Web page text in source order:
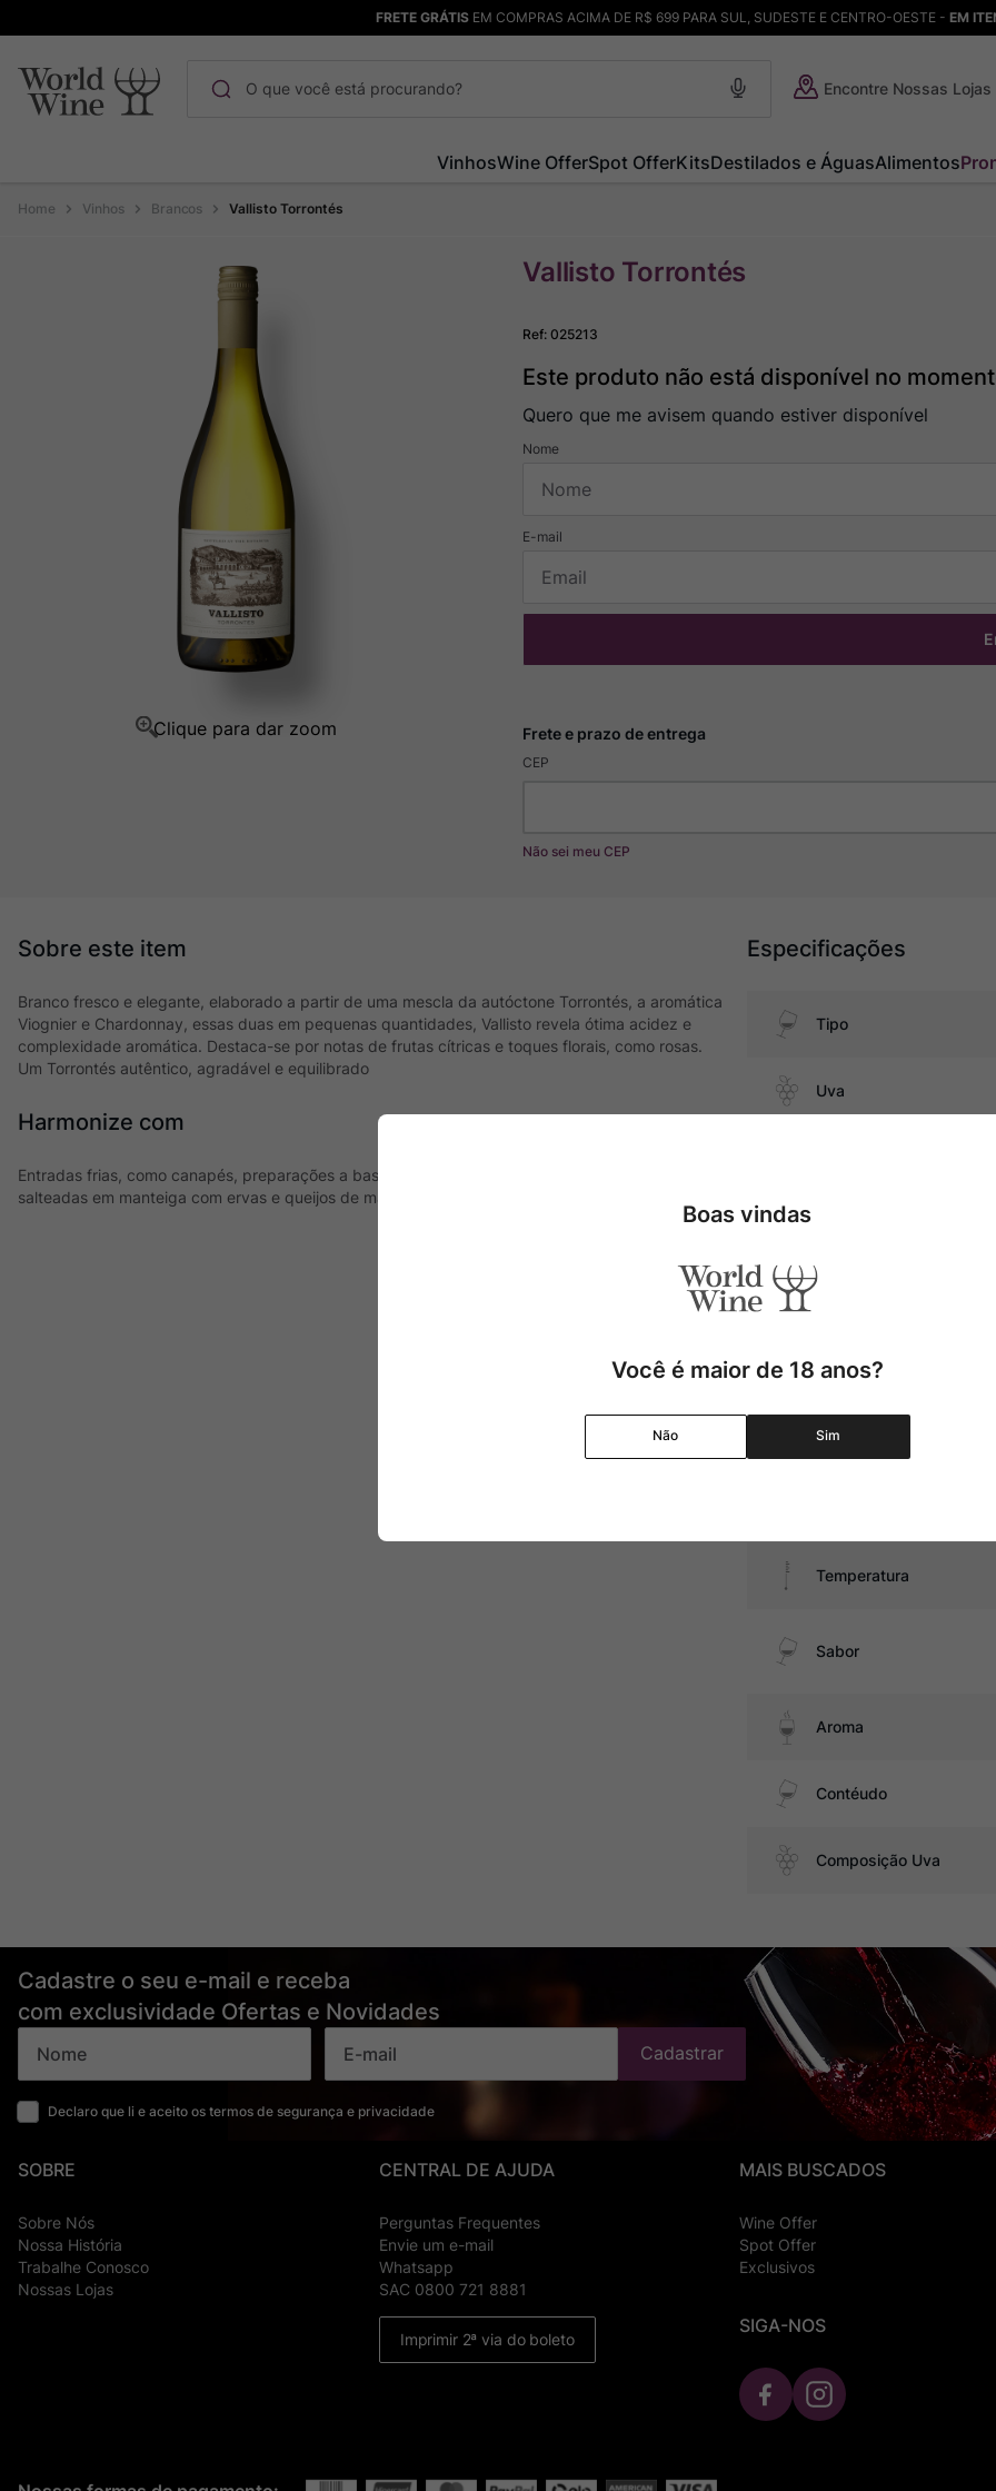
FRETE GRÁTISEM COMPRAS ACIMA DE R$ 699 PARA SUL, SUDESTE E CENTRO-OESTE - EM
Encontre Nossas Lojas
VinhosWine OfferSpot OfferKitsDestilados e ÁguasAlimentos
Vinhos Brancos Vallisto Torrontés
Vallisto Torrontés
Ref:025213
Este produto não está disponível no
Quero que me avisem quando estiver disponível
CEP
Não sei meu CEP
Branco fresco e elegante, elaborado a partir de uma mescla da autóctone Torrontés, a aromática
Viognier e Chardonnay, essas duas em pequenas quantidades, Vallisto revela ótima acidez e
complexidade aromática. Destaca-se por notas de frutas cítricas e toques florais, como rosas.
Um Torrontés autêntico, agradável e equilibrado
Harmonize com
Entradas frias, como canapés, preparações a base de pescados e frutos do mar, massas
salteadas em manteiga com ervas e queijos de massa mole.
Especificações
Tipo
Uva
Temperatura
Sabor
Aroma
Contéudo
Composição Uva
Cadastre o seu e-mail e receba
com exclusividade Ofertas e Novidades
Declaro que li e aceito os termos de segurança e privacidade
Cadastrar
SOBRE
Sobre Nós
Nossa História
Trabalhe Conosco
Nossas Lojas
CENTRAL DE AJUDA
Perguntas Frequentes
Envie um e-mail
Whatsapp
SAC 0800 721 8881
Imprimir 2ª via do boleto
MAIS BUSCADOS
Wine Offer
Spot Offer
Exclusivos
SIGA-NOS
1º Maçanita
Bodega Garzon
Champagne
Ver Sacrum
Boas vindas
Você é maior de 18 anos?
Não Sim